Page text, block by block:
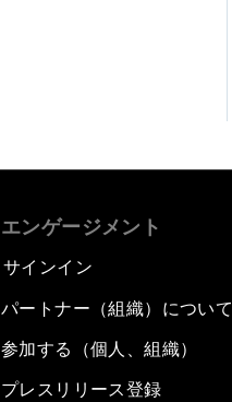
エンゲージメント
サインイン
パートナー（組織）について
参加する（個人、組織）
プレスリリース登録